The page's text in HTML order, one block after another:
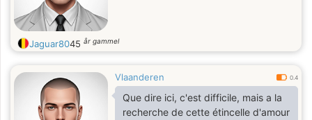
Jaguar8045 år gammel
Vlaanderen 0.4
Que dire ici, c'est difficile, mais a la
recherche de cette étincelle d'amour